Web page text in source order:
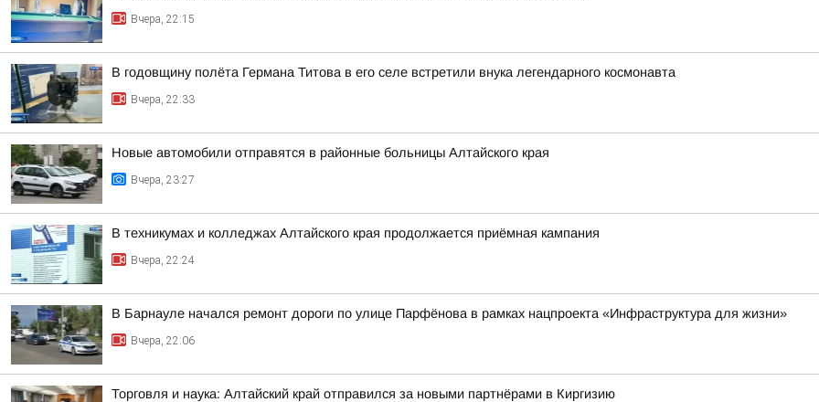
Вчера, 22:15
В годовщину полёта Германа Титова в его селе встретили внука легендарного космонавта
Вчера, 22:33
Новые автомобили отправятся в районные больницы Алтайского края
Вчера, 23:27
В техникумах и колледжах Алтайского края продолжается приёмная кампания
Вчера, 22:24
В Барнауле начался ремонт дороги по улице Парфёнова в рамках нацпроекта «Инфраструктура для жизни»
Вчера, 22:06
Торговля и наука: Алтайский край отправился за новыми партнёрами в Киргизию